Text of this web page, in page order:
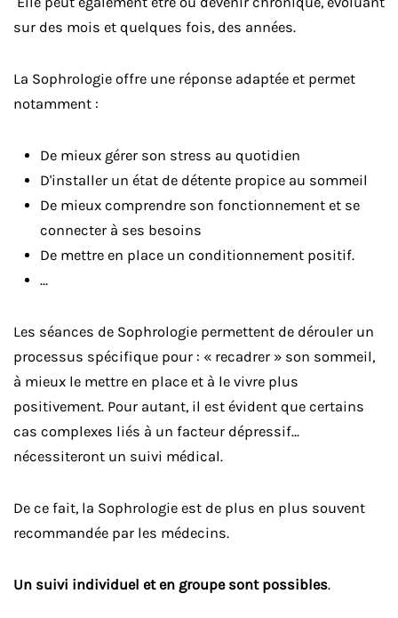
sur des mois et quelques fois, des années.
La Sophrologie offre une réponse adaptée et permet
notamment :
De mieux gérer son stress au quotidien
D'installer un état de détente propice au sommeil
De mieux comprendre son fonctionnement et se
connecter à ses besoins
De mettre en place un conditionnement positif.
...
Les séances de Sophrologie permettent de dérouler un
processus spécifique pour : « recadrer » son sommeil,
à mieux le mettre en place et à le vivre plus
positivement. Pour autant, il est évident que certains
cas complexes liés à un facteur dépressif…
nécessiteront un suivi médical.
De ce fait, la Sophrologie est de plus en plus souvent
recommandée par les médecins.
Un suivi individuel et en groupe sont possibles.